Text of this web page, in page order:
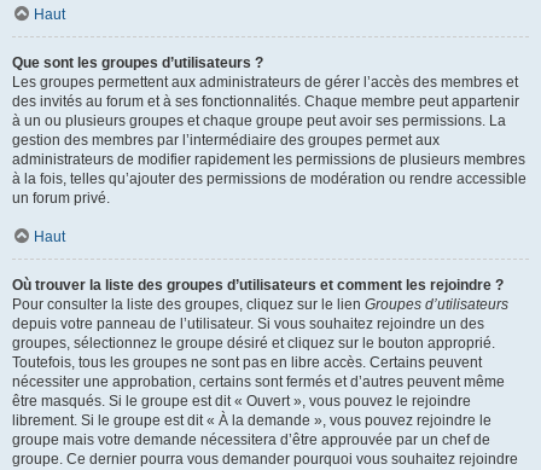
Haut
Que sont les groupes d’utilisateurs ?
Les groupes permettent aux administrateurs de gérer l’accès des membres et
des invités au forum et à ses fonctionnalités. Chaque membre peut appartenir
à un ou plusieurs groupes et chaque groupe peut avoir ses permissions. La
gestion des membres par l’intermédiaire des groupes permet aux
administrateurs de modifier rapidement les permissions de plusieurs membres
à la fois, telles qu’ajouter des permissions de modération ou rendre accessible
un forum privé.
Haut
Où trouver la liste des groupes d’utilisateurs et comment les rejoindre ?
Pour consulter la liste des groupes, cliquez sur le lien Groupes d’utilisateurs
depuis votre panneau de l’utilisateur. Si vous souhaitez rejoindre un des
groupes, sélectionnez le groupe désiré et cliquez sur le bouton approprié.
Toutefois, tous les groupes ne sont pas en libre accès. Certains peuvent
nécessiter une approbation, certains sont fermés et d’autres peuvent même
être masqués. Si le groupe est dit « Ouvert », vous pouvez le rejoindre
librement. Si le groupe est dit « À la demande », vous pouvez rejoindre le
groupe mais votre demande nécessitera d’être approuvée par un chef de
groupe. Ce dernier pourra vous demander pourquoi vous souhaitez rejoindre